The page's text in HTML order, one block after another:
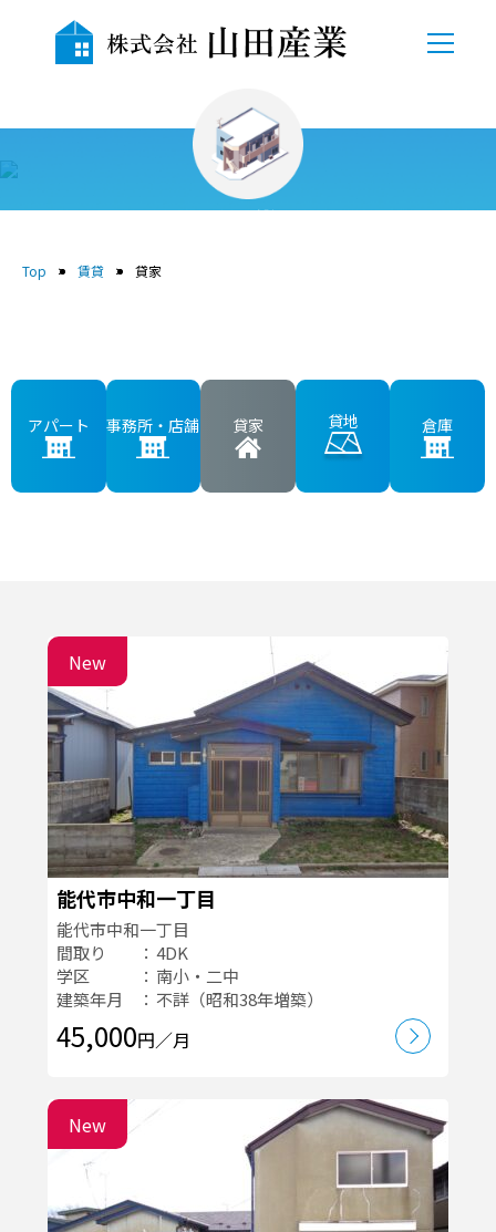
TOP
会社概要
賃貸
賃貸
Top 賃貸 貸家
アパート 事務所・店舗 貸家 貸地 倉庫
New
能代市中和一丁目
能代市中和一丁目
間取り
4DK
学区
南小・二中
建築年月
不詳（昭和38年増築）
45,000円／月
New